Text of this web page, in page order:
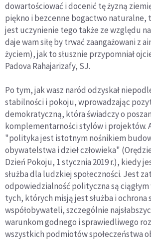
dowartościować i docenić tę żyzną
piękno i bezcenne bogactwo naturalne,
jest uczynienie tego także ze względu
daje wam siłę by trwać zaangażowani z
życiem), jak to słusznie przypomniał
Padova Rahajarizafy, SJ.
Po tym, jak wasz naród odzyskał
stabilności i pokoju, wprowadzając
demokratyczną, która świadczy o
komplementarności stylów i projektów.
"polityka jest istotnym nośnikiem
obywatelstwa i dzieł człowieka"
Dzień Pokoju, 1 stycznia 2019 r.), kiedy
służba dla ludzkiej społeczności. Jest
odpowiedzialność polityczna są
tych, których misją jest służba i ochrona
współobywateli, szczególnie
warunkom godnego i sprawiedliwego
wszystkich podmiotów społeczeństwa